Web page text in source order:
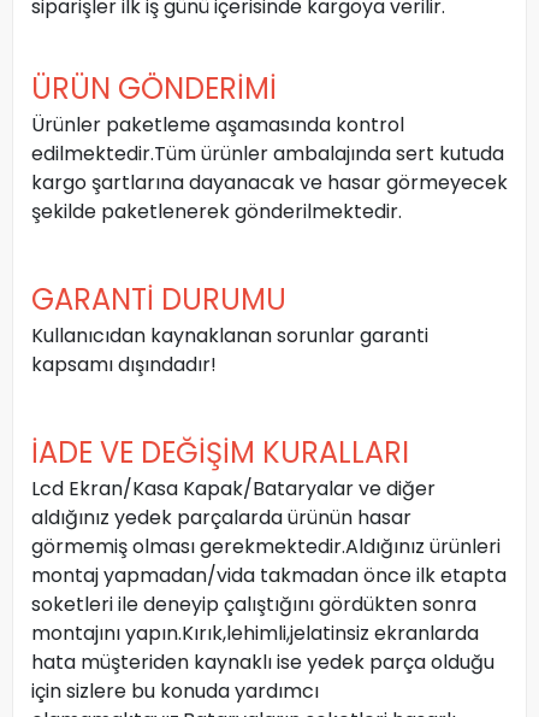
siparişler ilk iş günü içerisinde kargoya verilir.
ÜRÜN GÖNDERİMİ
Ürünler paketleme aşamasında kontrol
edilmektedir.Tüm ürünler ambalajında sert kutuda
kargo şartlarına dayanacak ve hasar görmeyecek
şekilde paketlenerek gönderilmektedir.
GARANTİ DURUMU
Kullanıcıdan kaynaklanan sorunlar garanti
kapsamı dışındadır!
İADE VE DEĞİŞİM KURALLARI
Lcd Ekran/Kasa Kapak/Bataryalar ve diğer
aldığınız yedek parçalarda ürünün hasar
görmemiş olması gerekmektedir.Aldığınız ürünleri
montaj yapmadan/vida takmadan önce ilk etapta
soketleri ile deneyip çalıştığını gördükten sonra
montajını yapın.Kırık,lehimli,jelatinsiz ekranlarda
hata müşteriden kaynaklı ise yedek parça olduğu
için sizlere bu konuda yardımcı